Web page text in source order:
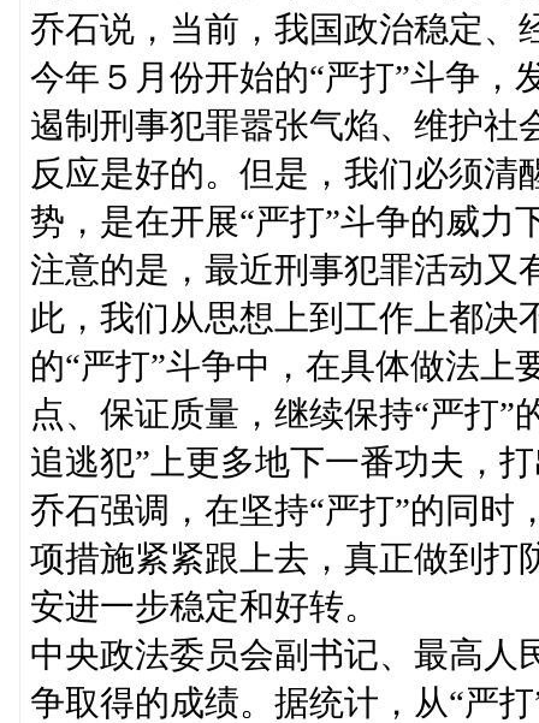
乔石说，当前，我国政治稳定、
今年５月份开始的“严打”斗争，
遏制刑事犯罪嚣张气焰、维护社
反应是好的。但是，我们必须
势，是在开展“严打”斗争的威力
注意的是，最近刑事犯罪活动又
此，我们从思想上到工作上都决
的“严打”斗争中，在具体做法上
点、保证质量，继续保持“严打”
追逃犯”上更多地下一番功夫，
乔石强调，在坚持“严打”的同时
项措施紧紧跟上去，真正做到打
安进一步稳定和好转。
中央政法委员会副书记、最高人
争取得的成绩。据统计，从“严